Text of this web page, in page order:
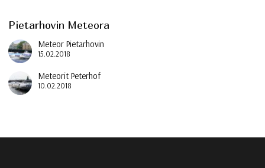
Pietarhovin Meteora
Meteor Pietarhovin
15.02.2018
Meteorit Peterhof
10.02.2018